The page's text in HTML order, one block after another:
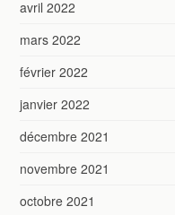
avril 2022
mars 2022
février 2022
janvier 2022
décembre 2021
novembre 2021
octobre 2021